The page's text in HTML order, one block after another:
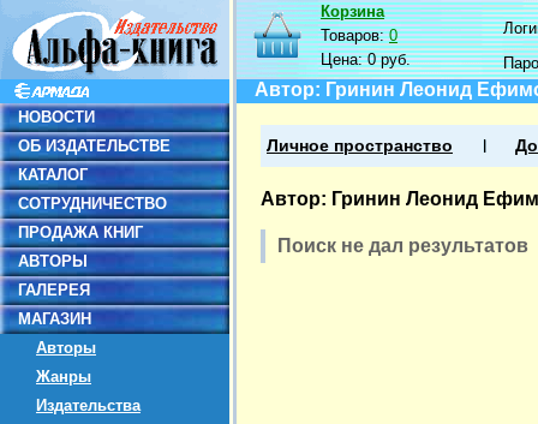
НОВОСТИ
ОБ ИЗДАТЕЛЬСТВЕ
КАТАЛОГ
СОТРУДНИЧЕСТВО
ПРОДАЖА КНИГ
АВТОРЫ
ГАЛЕРЕЯ
МАГАЗИН
Авторы
Жанры
Издательства
Корзина
Товаров:0
Цена:0 руб.
Автор: Гринин Леонид
Личное пространство
Автор: Гринин Леонид
Поиск не дал результатов